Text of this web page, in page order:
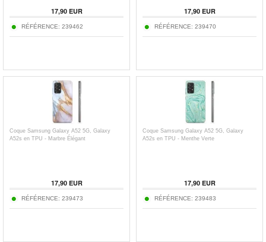
17,90EUR
RÉFÉRENCE: 239462
17,90EUR
RÉFÉRENCE: 239470
Coque Samsung Galaxy A52 5G, Galaxy
A52s en TPU - Marbre Élégant
17,90EUR
RÉFÉRENCE: 239473
Coque Samsung Galaxy A52 5G, Galaxy
A52s en TPU - Menthe Verte
17,90EUR
RÉFÉRENCE: 239483